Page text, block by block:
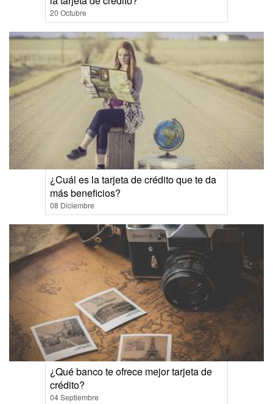
20 Octubre
¿Cuál es la tarjeta de crédito que te da
más beneficios?
08 Diciembre
¿Qué banco te ofrece mejor tarjeta de
crédito?
04 Septiembre